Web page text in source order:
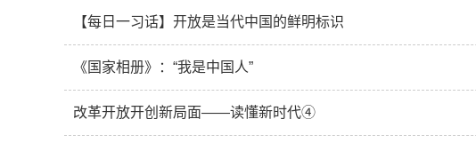
【每日一习话】开放是当代中国的鲜明标识
《国家相册》：“我是中国人”
改革开放开创新局面——读懂新时代④